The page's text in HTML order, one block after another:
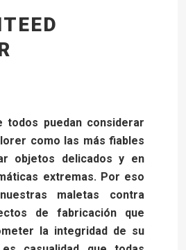
todos puedan considerar
como las más fiables
objetos delicados y en
extremas. Por eso
maletas contra
de fabricación que
la integridad de su